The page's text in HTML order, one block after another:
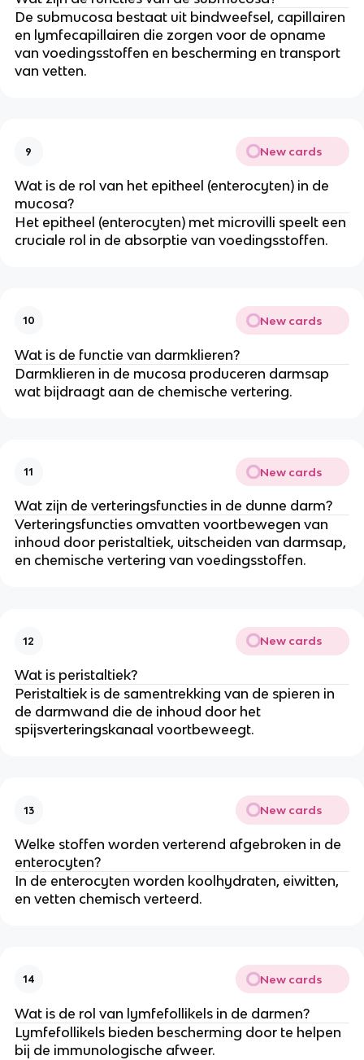
De submucosa bestaat uit bindweefsel, capillairen
en lymfecapillairen die zorgen voor de opname
van voedingsstoffen en bescherming en transport
van vetten.
9 New cards
Wat is de rol van het epitheel (enterocyten) in de
mucosa?
Het epitheel (enterocyten) met microvilli speelt een
cruciale rol in de absorptie van voedingsstoffen.
10 New cards
Wat is de functie van darmklieren?
Darmklieren in de mucosa produceren darmsap
wat bijdraagt aan de chemische vertering.
11 New cards
Wat zijn de verteringsfuncties in de dunne darm?
Verteringsfuncties omvatten voortbewegen van
inhoud door peristaltiek, uitscheiden van darmsap,
en chemische vertering van voedingsstoffen.
12 New cards
Wat is peristaltiek?
Peristaltiek is de samentrekking van de spieren in
de darmwand die de inhoud door het
spijsverteringskanaal voortbeweegt.
13 New cards
Welke stoffen worden verterend afgebroken in de
enterocyten?
In de enterocyten worden koolhydraten, eiwitten,
en vetten chemisch verteerd.
14 New cards
Wat is de rol van lymfefollikels in de darmen?
Lymfefollikels bieden bescherming door te helpen
bij de immunologische afweer.